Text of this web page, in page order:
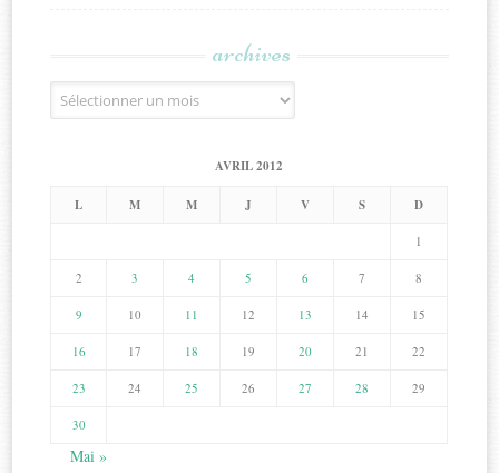
archives
Archives
AVRIL 2012
L M M J V S D
1
2 3 4 5 6 7 8
9 10 11 12 13 14 15
16 17 18 19 20 21 22
23 24 25 26 27 28 29
30
Mai »